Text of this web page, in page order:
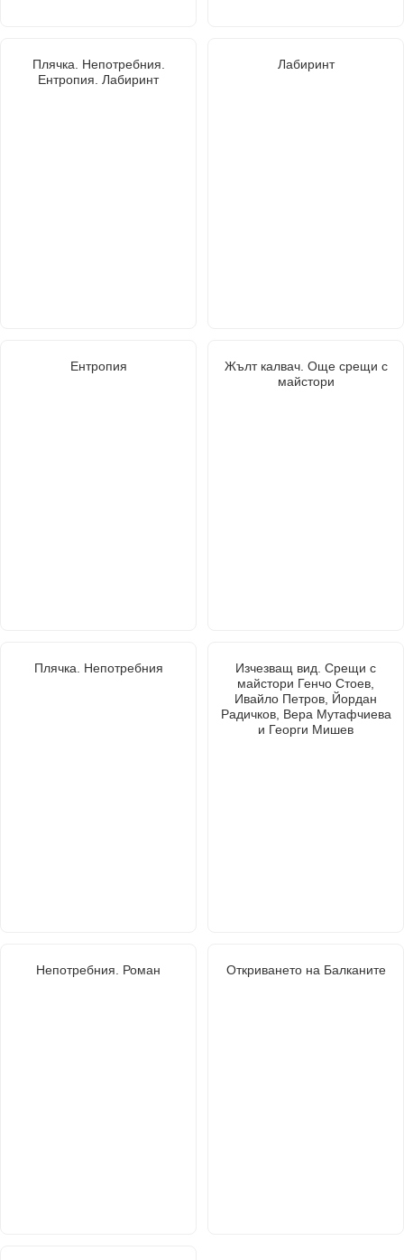
Плячка. Непотребния.
Ентропия. Лабиринт
Лабиринт
Ентропия
Жълт калвач. Още срещи с
майстори
Плячка. Непотребния
Изчезващ вид. Срещи с
майстори Генчо Стоев,
Ивайло Петров, Йордан
Радичков, Вера Мутафчиева
и Георги Мишев
Непотребния. Роман Откриването на Балканите